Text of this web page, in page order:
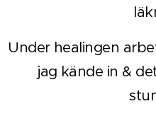
Under healingen
jag kände in &